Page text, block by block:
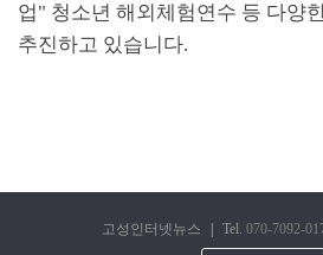
업" 청소년 해외체험연수 등 다양
추진하고 있습니다.
고성인터넷뉴스 Tel. 070-7092-